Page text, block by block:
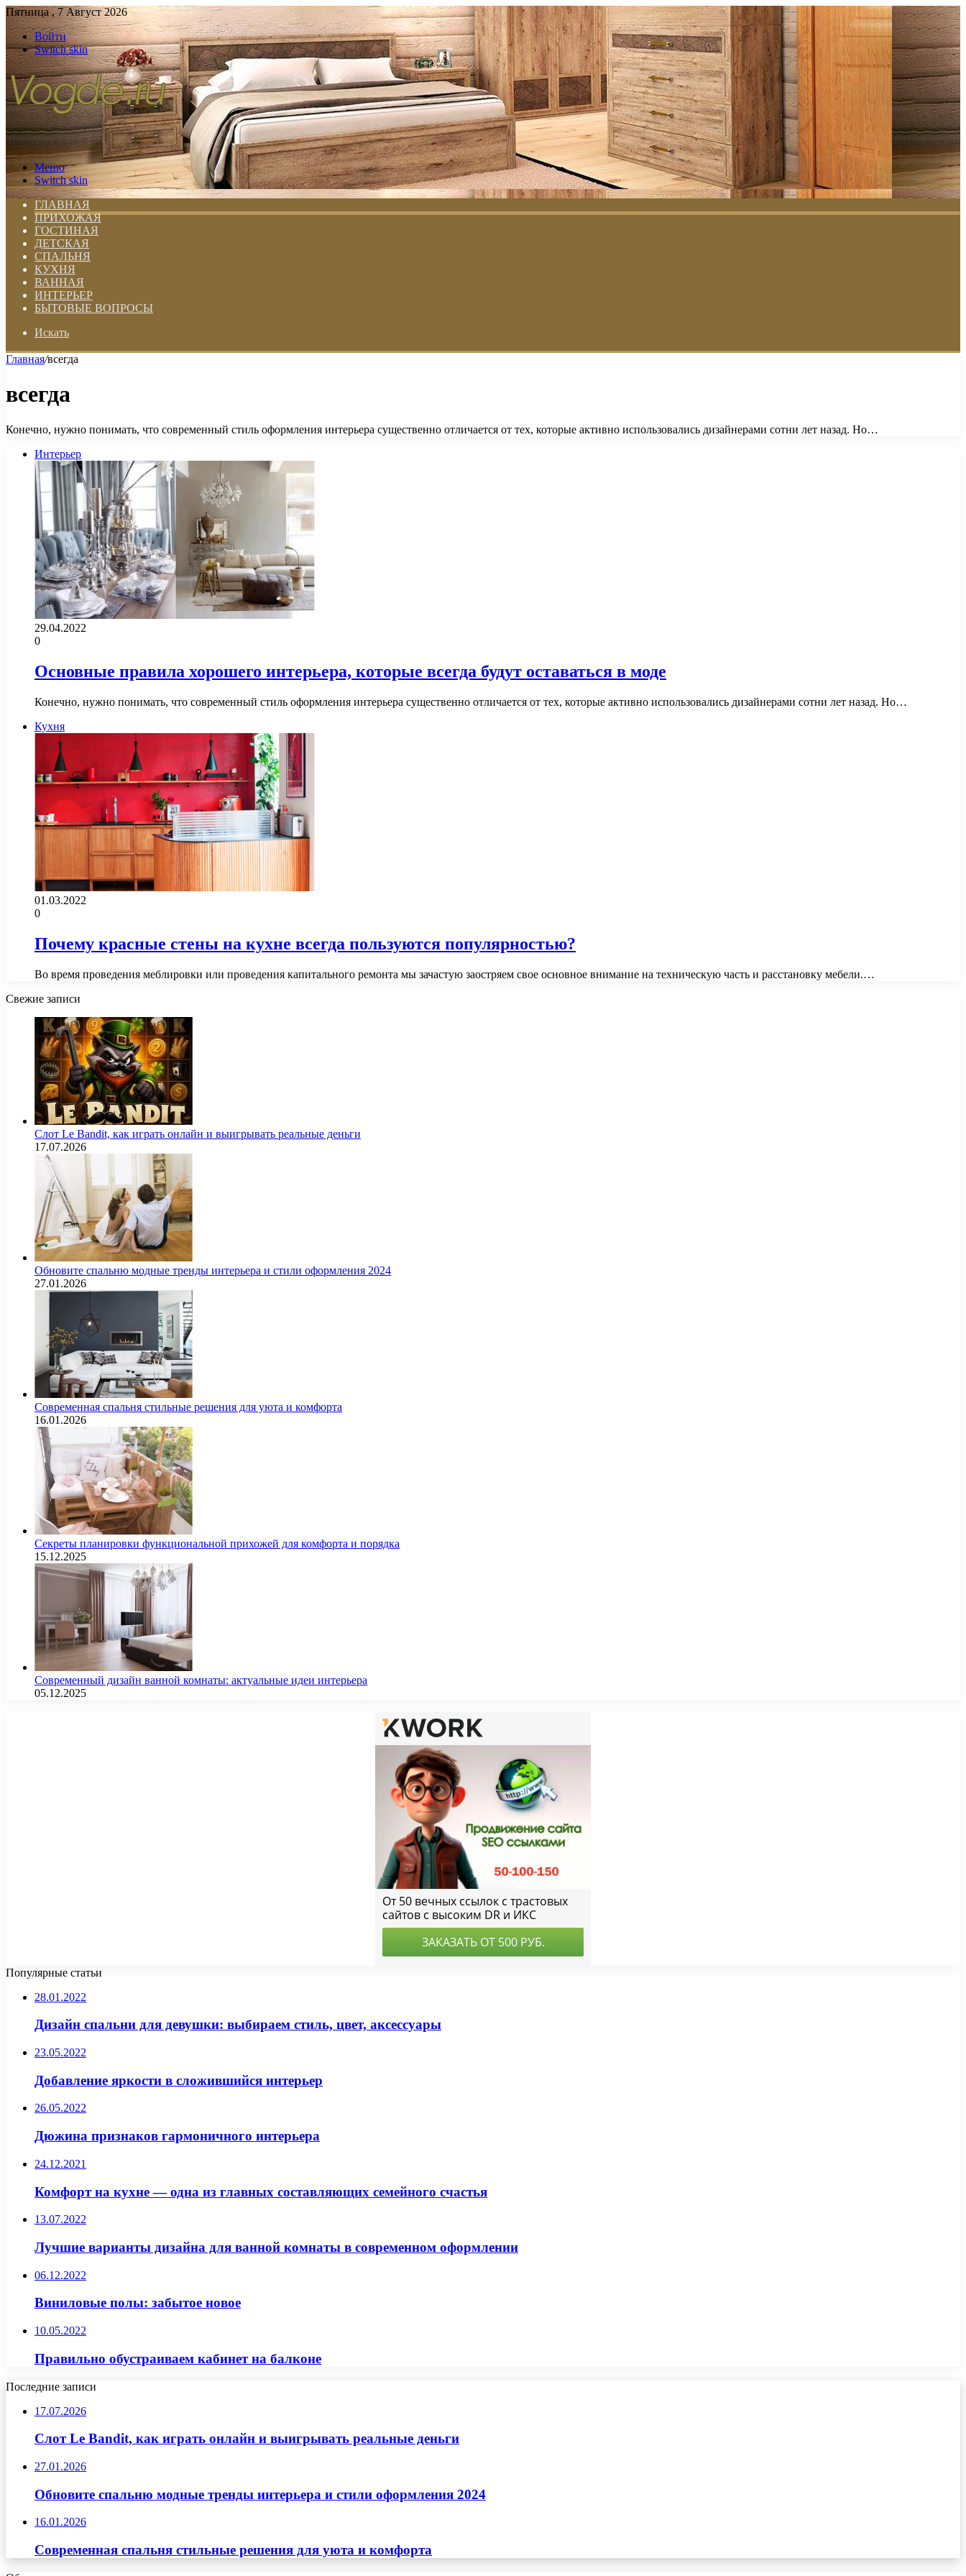
Пятница , 7 Август 2026
Войти
Switch skin
Меню
Switch skin
ГЛАВНАЯ
ПРИХОЖАЯ
ГОСТИНАЯ
ДЕТСКАЯ
СПАЛЬНЯ
КУХНЯ
ВАННАЯ
ИНТЕРЬЕР
БЫТОВЫЕ ВОПРОСЫ
Искать
Главная/всегда
всегда
Конечно, нужно понимать, что современный стиль оформления интерьера существенно отличается от тех, которые активно использовались дизайнерами сотни лет назад. Но…
Интерьер
29.04.2022
0
Основные правила хорошего интерьера, которые всегда будут оставаться в моде
Конечно, нужно понимать, что современный стиль оформления интерьера существенно отличается от тех, которые активно использовались дизайнерами сотни лет назад. Но…
Кухня
01.03.2022
0
Почему красные стены на кухне всегда пользуются популярностью?
Во время проведения меблировки или проведения капитального ремонта мы зачастую заостряем свое основное внимание на техническую часть и расстановку мебели.…
Свежие записи
Слот Le Bandit, как играть онлайн и выигрывать реальные деньги
17.07.2026
Обновите спальню модные тренды интерьера и стили оформления 2024
27.01.2026
Современная спальня стильные решения для уюта и комфорта
16.01.2026
Секреты планировки функциональной прихожей для комфорта и порядка
15.12.2025
Современный дизайн ванной комнаты: актуальные идеи интерьера
05.12.2025
Популярные статьи
28.01.2022
Дизайн спальни для девушки: выбираем стиль, цвет, аксессуары
23.05.2022
Добавление яркости в сложившийся интерьер
26.05.2022
Дюжина признаков гармоничного интерьера
24.12.2021
Комфорт на кухне — одна из главных составляющих семейного счастья
13.07.2022
Лучшие варианты дизайна для ванной комнаты в современном оформлении
06.12.2022
Виниловые полы: забытое новое
10.05.2022
Правильно обустраиваем кабинет на балконе
Последние записи
17.07.2026
Слот Le Bandit, как играть онлайн и выигрывать реальные деньги
27.01.2026
Обновите спальню модные тренды интерьера и стили оформления 2024
16.01.2026
Современная спальня стильные решения для уюта и комфорта